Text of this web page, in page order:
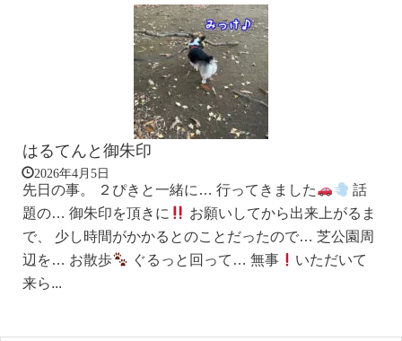
はるてんと御朱印
2026年4月5日
先日の事。 ２ぴきと一緒に… 行ってきました
話
題の… 御朱印を頂きに
お願いしてから出来上がるま
で、 少し時間がかかるとのことだったので… 芝公園周
辺を… お散歩
ぐるっと回って… 無事
いただいて
来ら...